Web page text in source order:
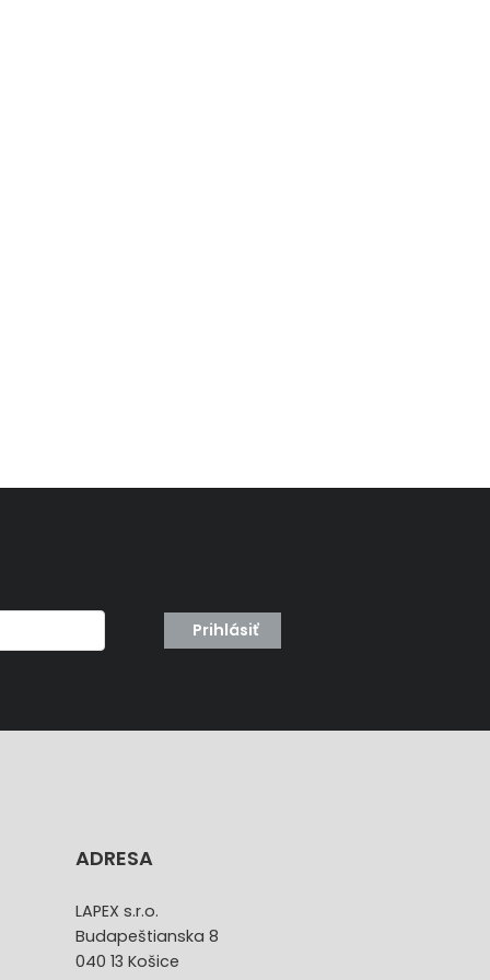
Prihlásiť
ADRESA
LAPEX s.r.o.
Budapeštianska 8
040 13 Košice